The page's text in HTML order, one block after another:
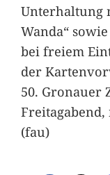
Unterhaltung
Wanda“
bei freiem
der
50. Gronauer
Freitagabend,
(fau)